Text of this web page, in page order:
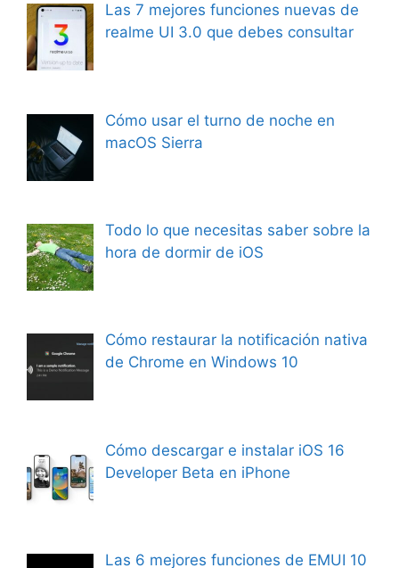
Las 7 mejores funciones nuevas de
realme UI 3.0 que debes consultar
Cómo usar el turno de noche en
macOS Sierra
Todo lo que necesitas saber sobre la
hora de dormir de iOS
Cómo restaurar la notificación nativa
de Chrome en Windows 10
Cómo descargar e instalar iOS 16
Developer Beta en iPhone
Las 6 mejores funciones de EMUI 10